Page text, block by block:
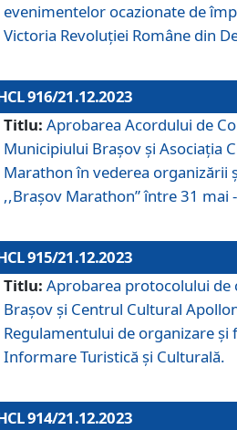
evenimentelor ocazionate de
Victoria Revoluţiei Române din
916/21.12.2023
Titlu: Aprobarea Acordului de
Municipiului Brașov și Asociația
Marathon în vederea organizării
,,Brașov Marathon” între 31 mai
915/21.12.2023
Titlu: Aprobarea protocolului
Brașov și Centrul Cultural
Regulamentului de organizare
Informare Turistică și Culturală.
914/21.12.2023